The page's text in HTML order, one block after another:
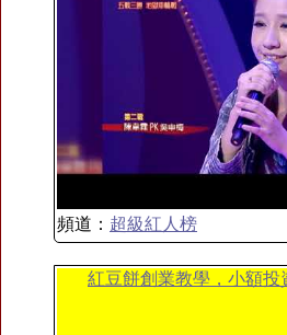
頻道： 超級紅人榜
紅豆餅創業教學，小額投